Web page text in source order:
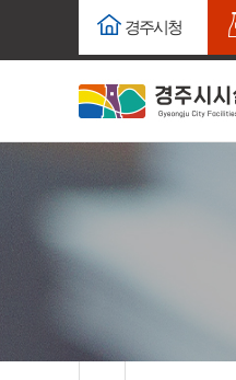
주요메뉴로 건너뛰기
경주시청